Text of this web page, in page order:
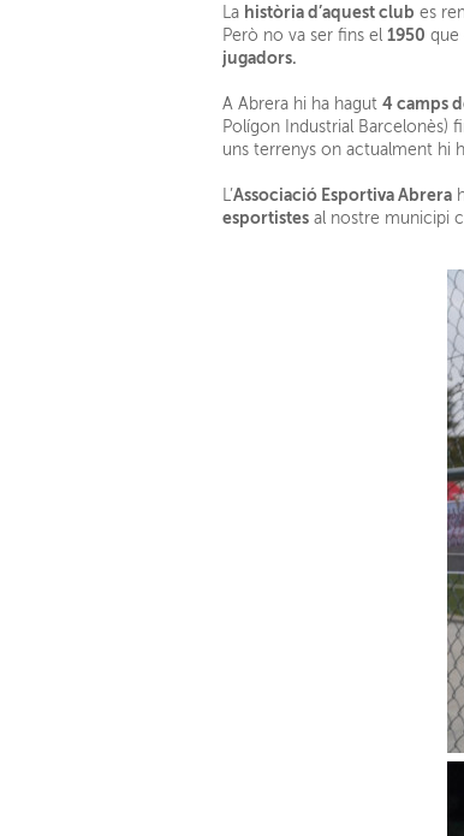
La història d’aquest club es
Però no va ser fins el 1950 que
jugadors.
A Abrera hi ha hagut 4 camps
Polígon Industrial Barcelonès)
uns terrenys on actualment hi
L’Associació Esportiva Abrera
esportistesal nostre municipi